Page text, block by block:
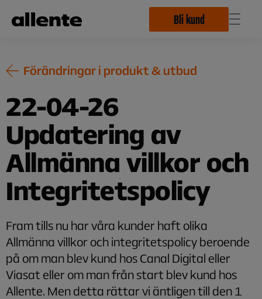
Bli kund
Förändringar i produkt & utbud
22-04-26
Updatering av
Allmänna villkor och
Integritetspolicy
Fram tills nu har våra kunder haft olika
Allmänna villkor och integritetspolicy beroende
på om man blev kund hos Canal Digital eller
Viasat eller om man från start blev kund hos
Allente. Men detta rättar vi äntligen till den 1